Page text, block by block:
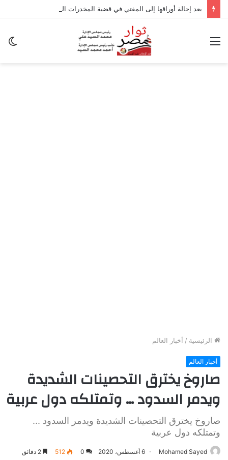
القائمة
الرئيسية / أخبار العالم
أخبار العالم
صاروخ يخترق التحصينات الشديدة
ويدمر السدود … وتمتلكه دول عربية
صاروخ يخترق التحصينات الشديدة ويدمر السدود ...
وتمتلكه دول عربية
Mohamed Sayed 6 أغسطس، 2020 0
512